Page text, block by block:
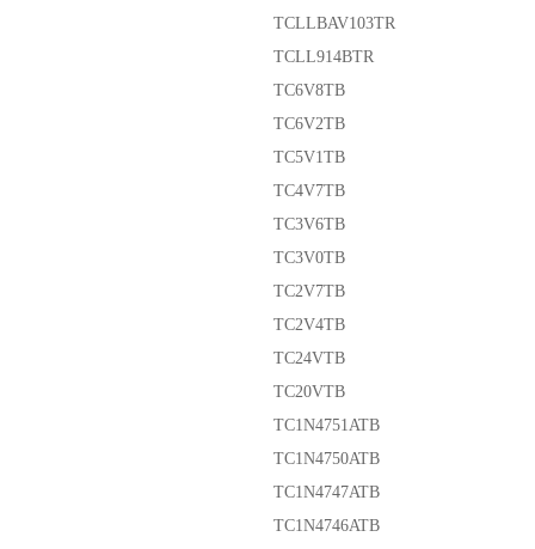
TCLLBAV103TR
TCLL914BTR
TC6V8TB
TC6V2TB
TC5V1TB
TC4V7TB
TC3V6TB
TC3V0TB
TC2V7TB
TC2V4TB
TC24VTB
TC20VTB
TC1N4751ATB
TC1N4750ATB
TC1N4747ATB
TC1N4746ATB